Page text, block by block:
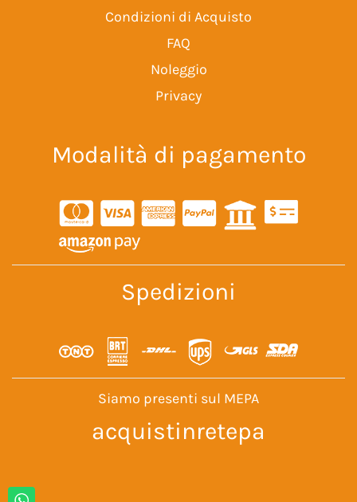
Condizioni di Acquisto
FAQ
Noleggio
Privacy
Modalità di pagamento
Spedizioni
Siamo presenti sul MEPA
acquistinretepa